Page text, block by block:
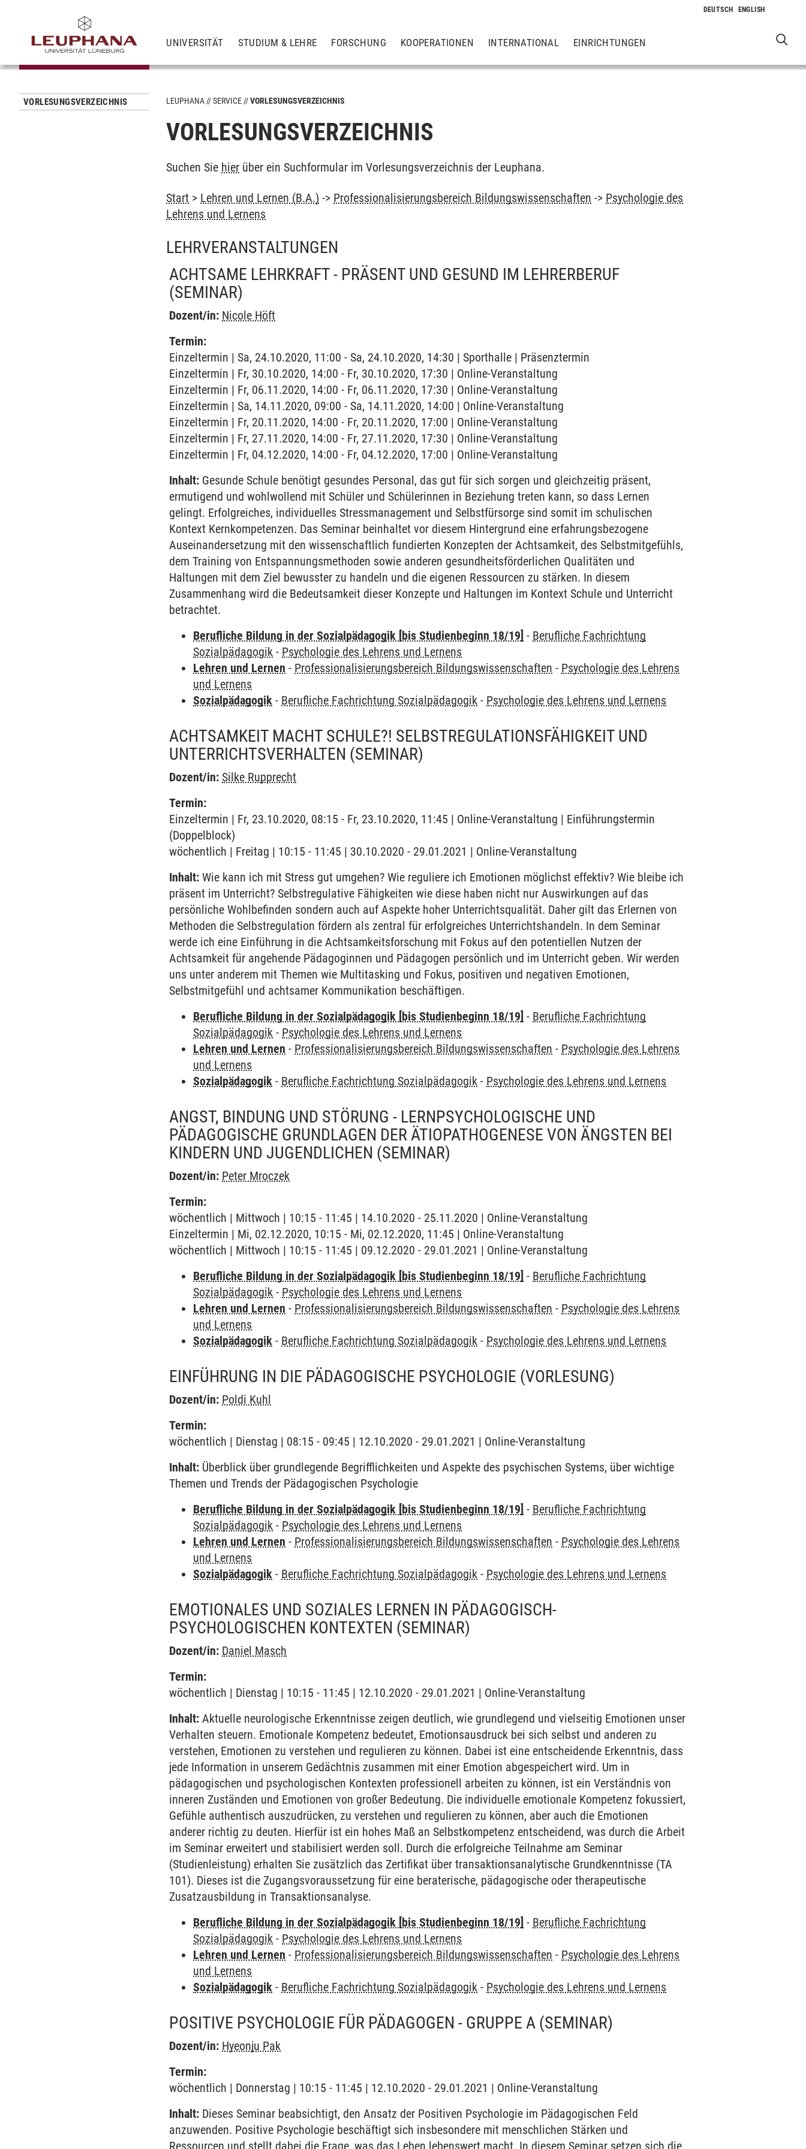
UNIVERSITÄT STUDIUM & LEHRE FORSCHUNG KOOPERATIONEN INTERNATIONAL EINRICHTUNGEN
VORLESUNGSVERZEICHNIS LEUPHANA SERVICE VORLESUNGSVERZEICHNIS
VORLESUNGSVERZEICHNIS
Suchen Sie hier über ein Suchformular im Vorlesungsverzeichnis der Leuphana.
Start > Lehren und Lernen (B.A.) -> Professionalisierungsbereich Bildungswissenschaften -> Psychologie des
Lehrens und Lernens
LEHRVERANSTALTUNGEN
ACHTSAME LEHRKRAFT - PRÄSENT UND GESUND IM LEHRERBERUF
(SEMINAR)
Dozent/in: Nicole Höft
Termin:
Einzeltermin | Sa, 24.10.2020, 11:00 - Sa, 24.10.2020, 14:30 | Sporthalle | Präsenztermin
Einzeltermin | Fr, 30.10.2020, 14:00 - Fr, 30.10.2020, 17:30 | Online-Veranstaltung
Einzeltermin | Fr, 06.11.2020, 14:00 - Fr, 06.11.2020, 17:30 | Online-Veranstaltung
Einzeltermin | Sa, 14.11.2020, 09:00 - Sa, 14.11.2020, 14:00 | Online-Veranstaltung
Einzeltermin | Fr, 20.11.2020, 14:00 - Fr, 20.11.2020, 17:00 | Online-Veranstaltung
Einzeltermin | Fr, 27.11.2020, 14:00 - Fr, 27.11.2020, 17:30 | Online-Veranstaltung
Einzeltermin | Fr, 04.12.2020, 14:00 - Fr, 04.12.2020, 17:00 | Online-Veranstaltung
Inhalt: Gesunde Schule benötigt gesundes Personal, das gut für sich sorgen und gleichzeitig präsent,
ermutigend und wohlwollend mit Schüler und Schülerinnen in Beziehung treten kann, so dass Lernen
gelingt. Erfolgreiches, individuelles Stressmanagement und Selbstfürsorge sind somit im schulischen
Kontext Kernkompetenzen. Das Seminar beinhaltet vor diesem Hintergrund eine erfahrungsbezogene
Auseinandersetzung mit den wissenschaftlich fundierten Konzepten der Achtsamkeit, des Selbstmitgefühls,
dem Training von Entspannungsmethoden sowie anderen gesundheitsförderlichen Qualitäten und
Haltungen mit dem Ziel bewusster zu handeln und die eigenen Ressourcen zu stärken. In diesem
Zusammenhang wird die Bedeutsamkeit dieser Konzepte und Haltungen im Kontext Schule und Unterricht
betrachtet.
Berufliche Bildung in der Sozialpädagogik [bis Studienbeginn 18/19] - Berufliche Fachrichtung
Sozialpädagogik - Psychologie des Lehrens und Lernens
Lehren und Lernen - Professionalisierungsbereich Bildungswissenschaften - Psychologie des Lehrens
und Lernens
Sozialpädagogik - Berufliche Fachrichtung Sozialpädagogik - Psychologie des Lehrens und Lernens
ACHTSAMKEIT MACHT SCHULE?! SELBSTREGULATIONSFÄHIGKEIT UND
UNTERRICHTSVERHALTEN (SEMINAR)
Dozent/in: Silke Rupprecht
Termin:
Einzeltermin | Fr, 23.10.2020, 08:15 - Fr, 23.10.2020, 11:45 | Online-Veranstaltung | Einführungstermin
(Doppelblock)
wöchentlich | Freitag | 10:15 - 11:45 | 30.10.2020 - 29.01.2021 | Online-Veranstaltung
Inhalt: Wie kann ich mit Stress gut umgehen? Wie reguliere ich Emotionen möglichst effektiv? Wie bleibe ich
präsent im Unterricht? Selbstregulative Fähigkeiten wie diese haben nicht nur Auswirkungen auf das
persönliche Wohlbefinden sondern auch auf Aspekte hoher Unterrichtsqualität. Daher gilt das Erlernen von
Methoden die Selbstregulation fördern als zentral für erfolgreiches Unterrichtshandeln. In dem Seminar
werde ich eine Einführung in die Achtsamkeitsforschung mit Fokus auf den potentiellen Nutzen der
Achtsamkeit für angehende Pädagoginnen und Pädagogen persönlich und im Unterricht geben. Wir werden
uns unter anderem mit Themen wie Multitasking und Fokus, positiven und negativen Emotionen,
Selbstmitgefühl und achtsamer Kommunikation beschäftigen.
Berufliche Bildung in der Sozialpädagogik [bis Studienbeginn 18/19] - Berufliche Fachrichtung
Sozialpädagogik - Psychologie des Lehrens und Lernens
Lehren und Lernen - Professionalisierungsbereich Bildungswissenschaften - Psychologie des Lehrens
und Lernens
Sozialpädagogik - Berufliche Fachrichtung Sozialpädagogik - Psychologie des Lehrens und Lernens
ANGST, BINDUNG UND STÖRUNG - LERNPSYCHOLOGISCHE UND
PÄDAGOGISCHE GRUNDLAGEN DER ÄTIOPATHOGENESE VON ÄNGSTEN BEI
KINDERN UND JUGENDLICHEN (SEMINAR)
Dozent/in: Peter Mroczek
Termin:
wöchentlich | Mittwoch | 10:15 - 11:45 | 14.10.2020 - 25.11.2020 | Online-Veranstaltung
Einzeltermin | Mi, 02.12.2020, 10:15 - Mi, 02.12.2020, 11:45 | Online-Veranstaltung
wöchentlich | Mittwoch | 10:15 - 11:45 | 09.12.2020 - 29.01.2021 | Online-Veranstaltung
Berufliche Bildung in der Sozialpädagogik [bis Studienbeginn 18/19] - Berufliche Fachrichtung
Sozialpädagogik - Psychologie des Lehrens und Lernens
Lehren und Lernen - Professionalisierungsbereich Bildungswissenschaften - Psychologie des Lehrens
und Lernens
Sozialpädagogik - Berufliche Fachrichtung Sozialpädagogik - Psychologie des Lehrens und Lernens
EINFÜHRUNG IN DIE PÄDAGOGISCHE PSYCHOLOGIE (VORLESUNG)
Dozent/in: Poldi Kuhl
Termin:
wöchentlich | Dienstag | 08:15 - 09:45 | 12.10.2020 - 29.01.2021 | Online-Veranstaltung
Inhalt: Überblick über grundlegende Begrifflichkeiten und Aspekte des psychischen Systems, über wichtige
Themen und Trends der Pädagogischen Psychologie
Berufliche Bildung in der Sozialpädagogik [bis Studienbeginn 18/19] - Berufliche Fachrichtung
Sozialpädagogik - Psychologie des Lehrens und Lernens
Lehren und Lernen - Professionalisierungsbereich Bildungswissenschaften - Psychologie des Lehrens
und Lernens
Sozialpädagogik - Berufliche Fachrichtung Sozialpädagogik - Psychologie des Lehrens und Lernens
EMOTIONALES UND SOZIALES LERNEN IN PÄDAGOGISCH-
PSYCHOLOGISCHEN KONTEXTEN (SEMINAR)
Dozent/in: Daniel Masch
Termin:
wöchentlich | Dienstag | 10:15 - 11:45 | 12.10.2020 - 29.01.2021 | Online-Veranstaltung
Inhalt: Aktuelle neurologische Erkenntnisse zeigen deutlich, wie grundlegend und vielseitig Emotionen unser
Verhalten steuern. Emotionale Kompetenz bedeutet, Emotionsausdruck bei sich selbst und anderen zu
verstehen, Emotionen zu verstehen und regulieren zu können. Dabei ist eine entscheidende Erkenntnis, dass
jede Information in unserem Gedächtnis zusammen mit einer Emotion abgespeichert wird. Um in
pädagogischen und psychologischen Kontexten professionell arbeiten zu können, ist ein Verständnis von
inneren Zuständen und Emotionen von großer Bedeutung. Die individuelle emotionale Kompetenz fokussiert,
Gefühle authentisch auszudrücken, zu verstehen und regulieren zu können, aber auch die Emotionen
anderer richtig zu deuten. Hierfür ist ein hohes Maß an Selbstkompetenz entscheidend, was durch die Arbeit
im Seminar erweitert und stabilisiert werden soll. Durch die erfolgreiche Teilnahme am Seminar
(Studienleistung) erhalten Sie zusätzlich das Zertifikat über transaktionsanalytische Grundkenntnisse (TA
101). Dieses ist die Zugangsvoraussetzung für eine beraterische, pädagogische oder therapeutische
Zusatzausbildung in Transaktionsanalyse.
Berufliche Bildung in der Sozialpädagogik [bis Studienbeginn 18/19] - Berufliche Fachrichtung
Sozialpädagogik - Psychologie des Lehrens und Lernens
Lehren und Lernen - Professionalisierungsbereich Bildungswissenschaften - Psychologie des Lehrens
und Lernens
Sozialpädagogik - Berufliche Fachrichtung Sozialpädagogik - Psychologie des Lehrens und Lernens
POSITIVE PSYCHOLOGIE FÜR PÄDAGOGEN - GRUPPE A (SEMINAR)
Dozent/in: Hyeonju Pak
Termin:
wöchentlich | Donnerstag | 10:15 - 11:45 | 12.10.2020 - 29.01.2021 | Online-Veranstaltung
Inhalt: Dieses Seminar beabsichtigt, den Ansatz der Positiven Psychologie im Pädagogischen Feld
anzuwenden. Positive Psychologie beschäftigt sich insbesondere mit menschlichen Stärken und
Ressourcen und stellt dabei die Frage, was das Leben lebenswert macht. In diesem Seminar setzen sich die